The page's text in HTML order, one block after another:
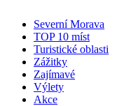
Severní Morava
TOP 10 míst
Turistické oblasti
Zážitky
Zajímavé
Výlety
Akce